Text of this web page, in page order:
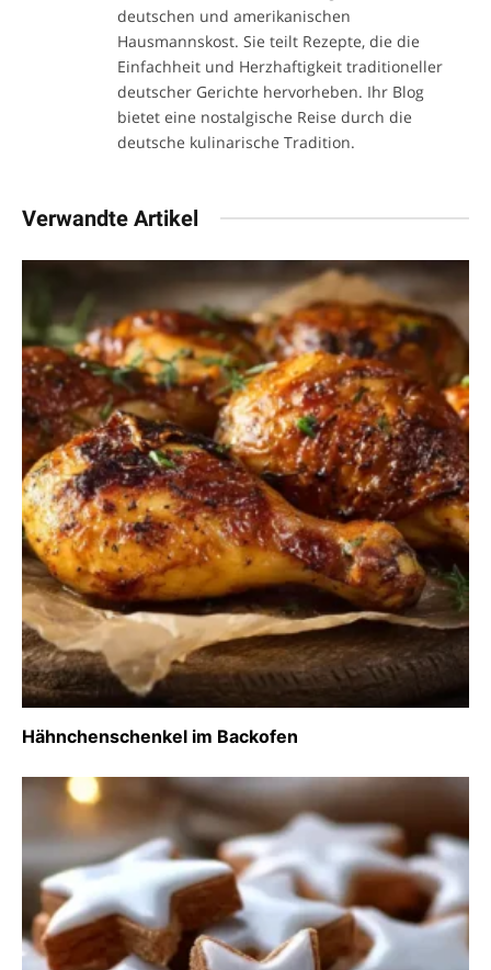
deutschen und amerikanischen
Hausmannskost. Sie teilt Rezepte, die die
Einfachheit und Herzhaftigkeit traditioneller
deutscher Gerichte hervorheben. Ihr Blog
bietet eine nostalgische Reise durch die
deutsche kulinarische Tradition.
Verwandte Artikel
Hähnchenschenkel im Backofen